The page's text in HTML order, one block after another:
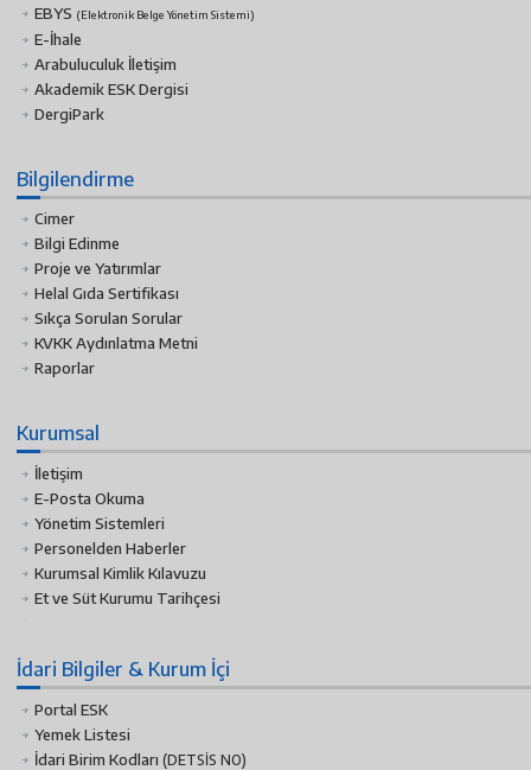
EBYS (Elektronik Belge Yönetim Sistemi)
E-İhale
Arabuluculuk İletişim
Akademik ESK Dergisi
DergiPark
Bilgilendirme
Cimer
Bilgi Edinme
Proje ve Yatırımlar
Helal Gıda Sertifikası
Sıkça Sorulan Sorular
KVKK Aydınlatma Metni
Raporlar
Kurumsal
İletişim
E-Posta Okuma
Yönetim Sistemleri
Personelden Haberler
Kurumsal Kimlik Kılavuzu
Et ve Süt Kurumu Tarihçesi
İdari Bilgiler & Kurum İçi
Portal ESK
Yemek Listesi
İdari Birim Kodları (DETSİS NO)